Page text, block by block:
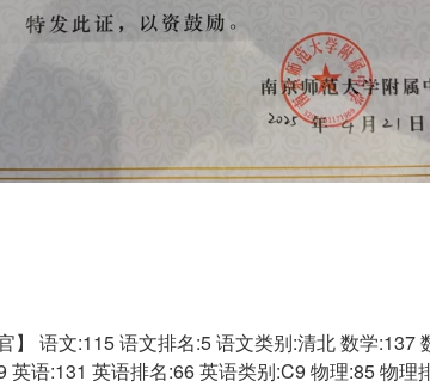
】 语文:115 语文排名:5 语文类别:清北 数学:137
英语:131 英语排名:66 英语类别:C9 物理:85 物理